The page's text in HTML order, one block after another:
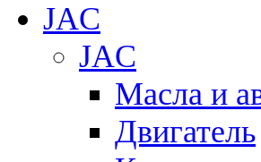
JAC
JAC
Масла и
Двигатель